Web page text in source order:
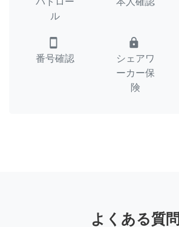
ル
smartphone
番号確認
lock
シェアワ
ーカー保
険
よくある質問